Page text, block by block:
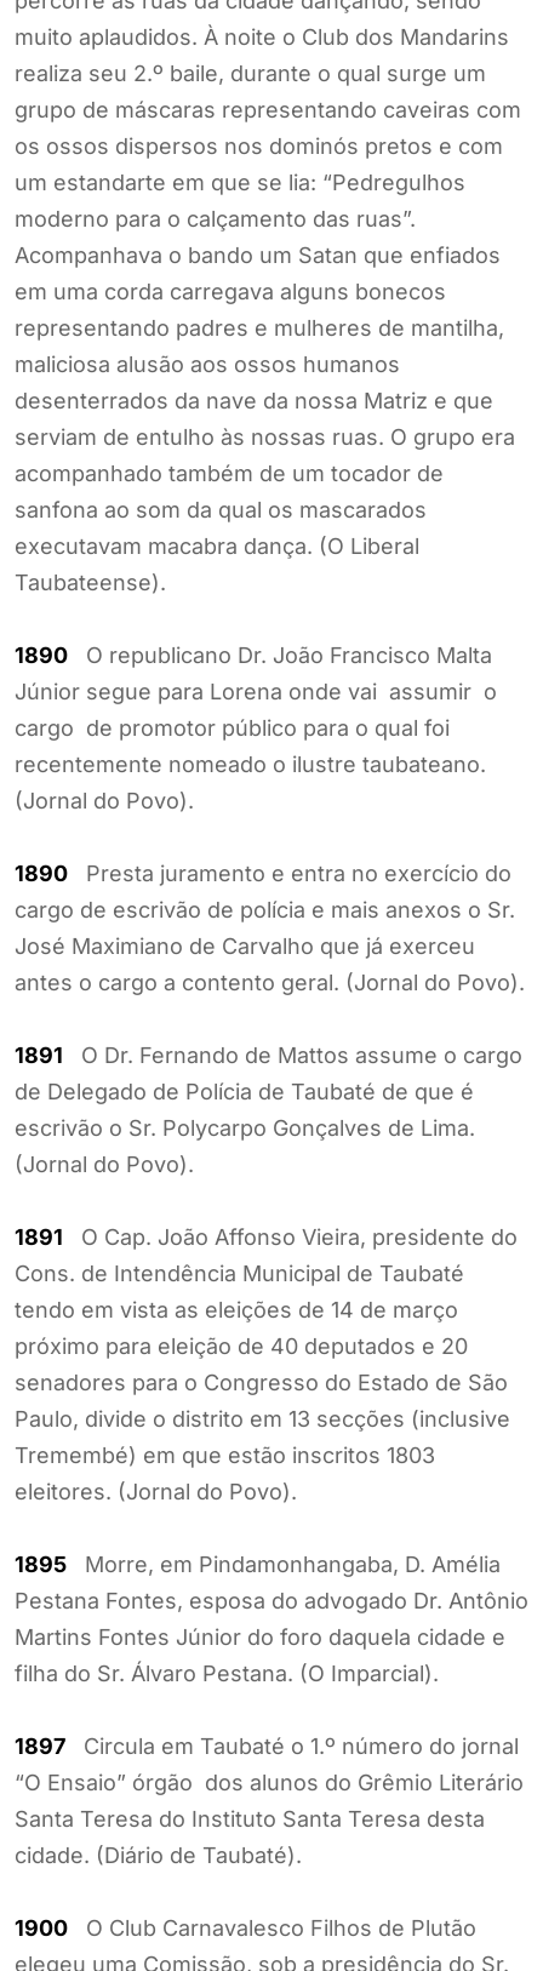
muito aplaudidos. À noite o Club dos Mandarins
realiza seu 2.º baile, durante o qual surge um
grupo de máscaras representando caveiras com
os ossos dispersos nos dominós pretos e com
um estandarte em que se lia: “Pedregulhos
moderno para o calçamento das ruas”.
Acompanhava o bando um Satan que enfiados
em uma corda carregava alguns bonecos
representando padres e mulheres de mantilha,
maliciosa alusão aos ossos humanos
desenterrados da nave da nossa Matriz e que
serviam de entulho às nossas ruas. O grupo era
acompanhado também de um tocador de
sanfona ao som da qual os mascarados
executavam macabra dança. (O Liberal
Taubateense).
1890 O republicano Dr. João Francisco Malta
Júnior segue para Lorena onde vai assumir o
cargo de promotor público para o qual foi
recentemente nomeado o ilustre taubateano.
(Jornal do Povo).
1890 Presta juramento e entra no exercício do
cargo de escrivão de polícia e mais anexos o Sr.
José Maximiano de Carvalho que já exerceu
antes o cargo a contento geral. (Jornal do Povo).
1891 O Dr. Fernando de Mattos assume o cargo
de Delegado de Polícia de Taubaté de que é
escrivão o Sr. Polycarpo Gonçalves de Lima.
(Jornal do Povo).
1891 O Cap. João Affonso Vieira, presidente do
Cons. de Intendência Municipal de Taubaté
tendo em vista as eleições de 14 de março
próximo para eleição de 40 deputados e 20
senadores para o Congresso do Estado de São
Paulo, divide o distrito em 13 secções (inclusive
Tremembé) em que estão inscritos 1803
eleitores. (Jornal do Povo).
1895 Morre, em Pindamonhangaba, D. Amélia
Pestana Fontes, esposa do advogado Dr. Antônio
Martins Fontes Júnior do foro daquela cidade e
filha do Sr. Álvaro Pestana. (O Imparcial).
1897 Circula em Taubaté o 1.º número do jornal
“O Ensaio” órgão dos alunos do Grêmio Literário
Santa Teresa do Instituto Santa Teresa desta
cidade. (Diário de Taubaté).
1900 O Club Carnavalesco Filhos de Plutão
elegeu uma Comissão, sob a presidência do Sr.